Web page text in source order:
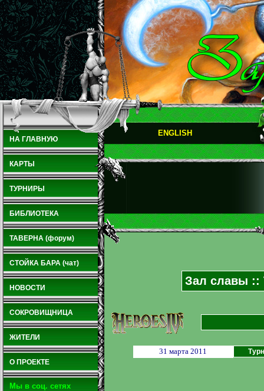
НА ГЛАВНУЮ
КАРТЫ
ТУРНИРЫ
БИБЛИОТЕКА
ТАВЕРНА (форум)
СТОЙКА БАРА (чат)
НОВОСТИ
СОКРОВИЩНИЦА
ЖИТЕЛИ
О ПРОЕКТЕ
Мы в соц. сетях
ENGLISH
Зал славы ::
31 марта 2011